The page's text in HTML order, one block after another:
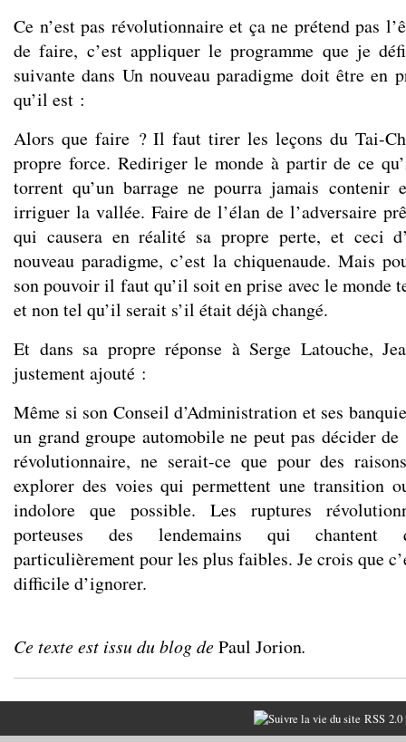
Ce n’est pas révolutionnaire et ça ne prétend pas
de faire, c’est appliquer le programme que je
suivante dans Un nouveau paradigme doit être en
qu’il est :
Alors que faire ? Il faut tirer les leçons du Tai-
propre force. Rediriger le monde à partir de ce
torrent qu’un barrage ne pourra jamais
irriguer la vallée. Faire de l’élan de l’adversaire
qui causera en réalité sa propre perte, et ceci
nouveau paradigme, c’est la chiquenaude. Mais
son pouvoir il faut qu’il soit en prise avec le monde
et non tel qu’il serait s’il était déjà changé.
Et dans sa propre réponse à Serge Latouche,
justement ajouté :
Même si son Conseil d’Administration et ses
un grand groupe automobile ne peut pas décider de
révolutionnaire, ne serait-ce que pour des
explorer des voies qui permettent une transition
indolore que possible. Les ruptures
porteuses des lendemains qui chantent
particulièrement pour les plus faibles. Je crois que
difficile d’ignorer.
Ce texte est issu du blog dePaul Jorion.
RSS 2.0